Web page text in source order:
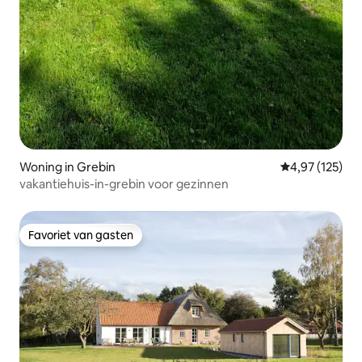
Woning in Grebin Gemiddelde
4,97 (125)
vakantiehuis-in-grebin voor gezinnen
Favoriet van gasten
Favoriet van gasten